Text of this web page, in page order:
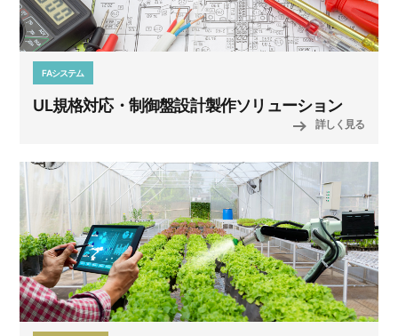
FAシステム
UL規格対応・制御盤設計製作ソリューション
詳しく見る